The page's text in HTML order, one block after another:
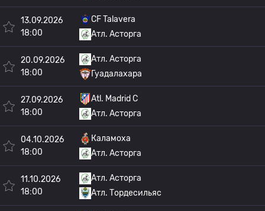
13.09.2026
18:00
CF Talavera
Атл. Асторга
20.09.2026
18:00
Атл. Асторга
Гуадалахара
27.09.2026
18:00
Atl. Madrid C
Атл. Асторга
04.10.2026
18:00
Каламоха
Атл. Асторга
11.10.2026
18:00
Атл. Асторга
Атл. Тордесильяс